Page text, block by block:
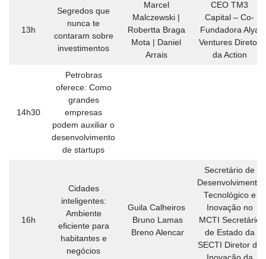
13h
Segredos que
nunca te
contaram sobre
investimentos
Marcel
Malczewski |
Robertta Braga
Mota | Daniel
Arrais
CEO TM3
Capital – Co-
Fundadora Alya
Ventures Diretor
da Action
14h30
Petrobras
oferece: Como
grandes
empresas
podem auxiliar o
desenvolvimento
de startups
16h
Cidades
inteligentes:
Ambiente
eficiente para
habitantes e
negócios
Guila Calheiros
Bruno Lamas
Breno Alencar
Secretário de
Desenvolvimento
Tecnológico e
Inovação no
MCTI Secretário
de Estado da
SECTI Diretor de